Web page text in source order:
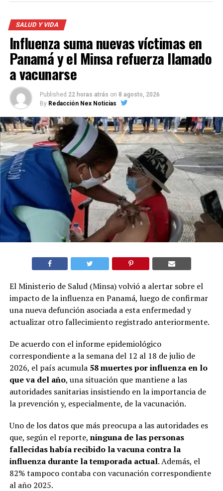
SALUD Y VIDA
Influenza suma nuevas víctimas en
Panamá y el Minsa refuerza llamado
a vacunarse
Published 22 horas atrás on 8 agosto, 2026
By Redacción Nex Noticias
El Ministerio de Salud (Minsa) volvió a alertar sobre el
impacto de la influenza en Panamá, luego de confirmar
una nueva defunción asociada a esta enfermedad y
actualizar otro fallecimiento registrado anteriormente.
De acuerdo con el informe epidemiológico
correspondiente a la semana del 12 al 18 de julio de
2026, el país acumula 58 muertes por influenza en lo
que va del año, una situación que mantiene a las
autoridades sanitarias insistiendo en la importancia de
la prevención y, especialmente, de la vacunación.
Uno de los datos que más preocupa a las autoridades es
que, según el reporte, ninguna de las personas
fallecidas había recibido la vacuna contra la
influenza durante la temporada actual. Además, el
82% tampoco contaba con vacunación correspondiente
al año 2025.